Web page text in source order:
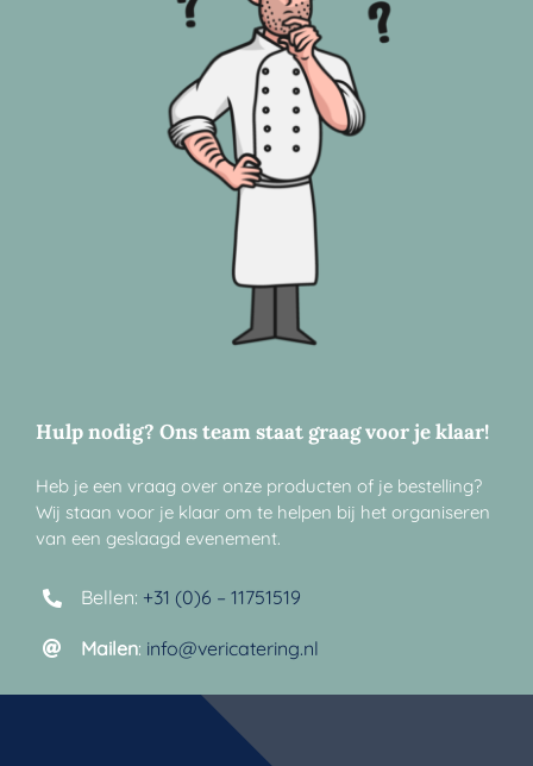
Hulp nodig? Ons team staat graag voor je klaar!
Heb je een vraag over onze producten of je bestelling?
Wij staan voor je klaar om te helpen bij het organiseren
van een geslaagd evenement.
Bellen: +31 (0)6 – 11751519
Mailen: info@vericatering.nl